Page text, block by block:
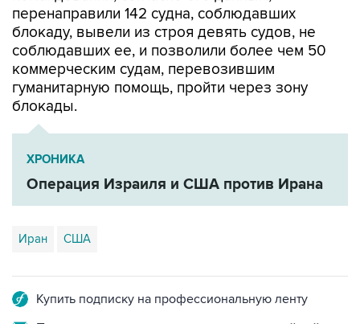
соблюдавших ее, и позволили более чем 50
коммерческим судам, перевозившим
гуманитарную помощь, пройти через зону
блокады.
ХРОНИКА
Операция Израиля и США против Ирана
Иран США
Подписаться на рассылку главных новостей сайта